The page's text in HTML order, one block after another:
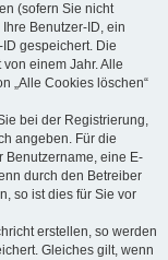
(sofern Sie nicht
Benutzer-ID, ein
gespeichert. Die
einem Jahr. Alle
„Alle Cookies löschen“
bei der Registrierung,
angeben. Für die
Benutzername, eine E-
durch den Betreiber
so ist dies für Sie vor
erstellen, so werden
Gleiches gilt, wenn